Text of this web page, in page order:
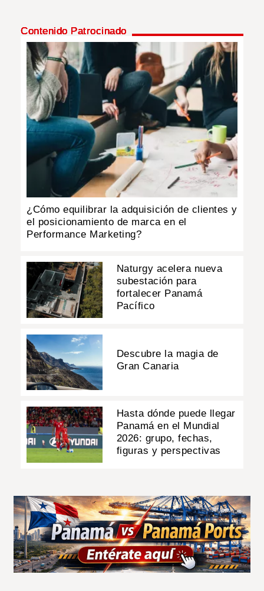
Contenido Patrocinado
¿Cómo equilibrar la adquisición de clientes y
el posicionamiento de marca en el
Performance Marketing?
Naturgy acelera nueva
subestación para
fortalecer Panamá
Pacífico
Descubre la magia de
Gran Canaria
Hasta dónde puede llegar
Panamá en el Mundial
2026: grupo, fechas,
figuras y perspectivas